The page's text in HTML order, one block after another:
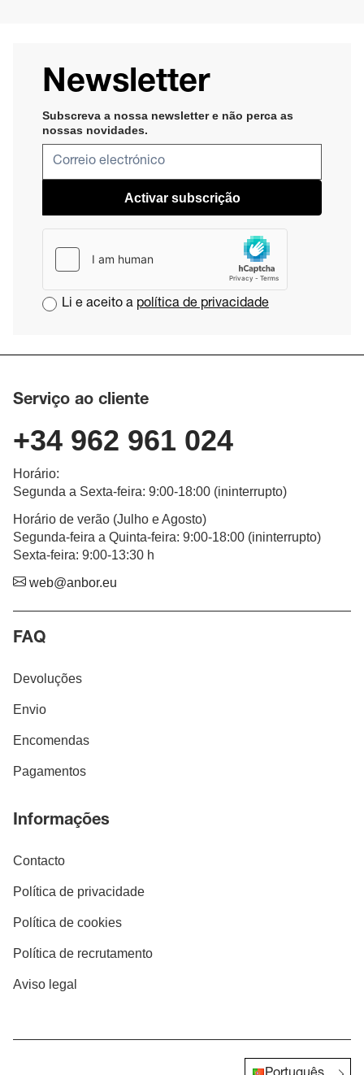
Newsletter
Subscreva a nossa newsletter e não perca as
nossas novidades​.
Activar subscrição
Li e aceito a política de privacidade
Serviço ao cliente
+34 962 961 024
Horário:
Segunda a Sexta-feira: 9:00-18:00 (ininterrupto)
Horário de verão (Julho e Agosto)
Segunda-feira a Quinta-feira: 9:00-18:00 (ininterrupto)
Sexta-feira: 9:00-13:30 h
web@anbor.eu
FAQ
Devoluções
Envio
Encomendas
Pagamentos
Informações
Contacto
Política de privacidade
Política de cookies
Política de recrutamento
Aviso legal